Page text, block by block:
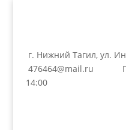
г. Нижний Тагил, ул.
476464@mail.ru
14:00